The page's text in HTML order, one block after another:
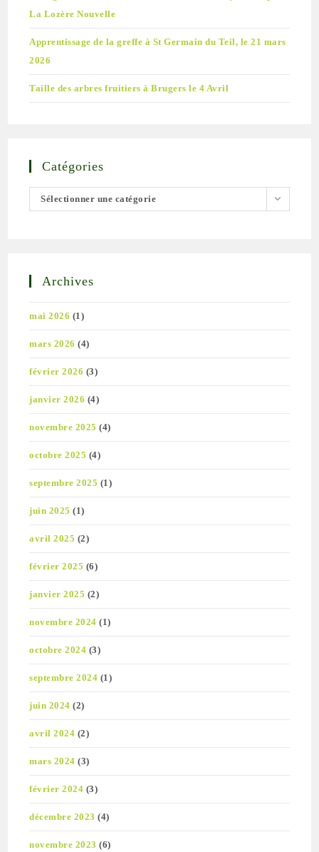
La Lozère Nouvelle
Apprentissage de la greffe à St Germain du Teil, le 21 mars
2026
Taille des arbres fruitiers à Brugers le 4 Avril
Catégories
Sélectionner une catégorie
Archives
mai 2026 (1)
mars 2026 (4)
février 2026 (3)
janvier 2026 (4)
novembre 2025 (4)
octobre 2025 (4)
septembre 2025 (1)
juin 2025 (1)
avril 2025 (2)
février 2025 (6)
janvier 2025 (2)
novembre 2024 (1)
octobre 2024 (3)
septembre 2024 (1)
juin 2024 (2)
avril 2024 (2)
mars 2024 (3)
février 2024 (3)
décembre 2023 (4)
novembre 2023 (6)